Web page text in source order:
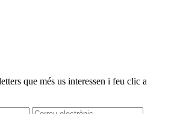
que més us interessen i feu clic a